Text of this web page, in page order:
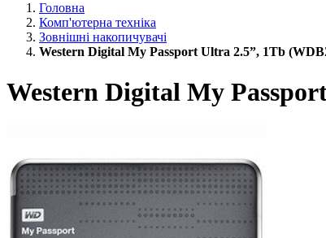
Головна
Комп'ютерна техніка
Зовнішні накопичувачі
Western Digital My Passport Ultra 2.5”, 1Tb
Western Digital My